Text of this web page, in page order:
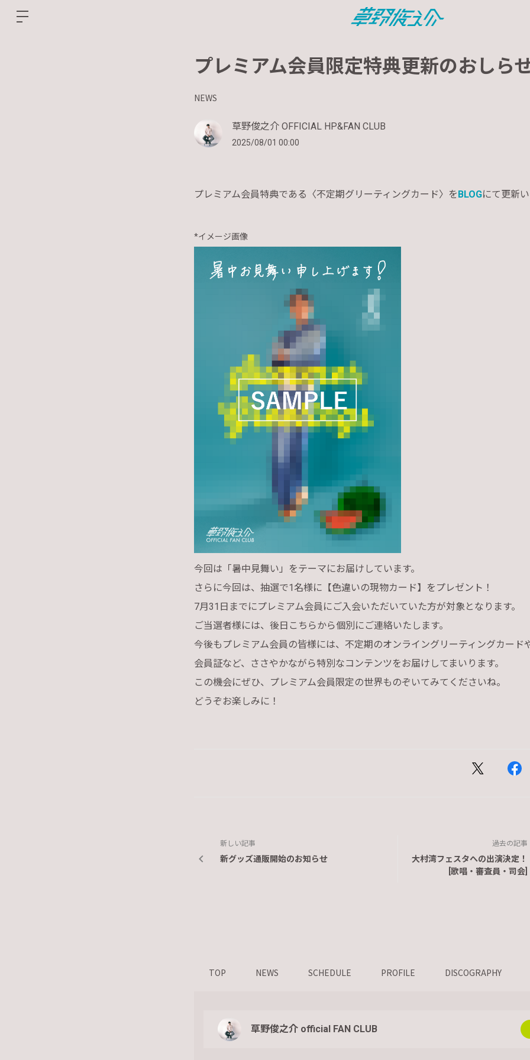
プレミアム会員限定特典更新のおしら
NEWS
草野俊之介 OFFICIAL HP&FAN CLUB
2025/08/01 00:00
プレミアム会員特典である〈不定期グリーティングカード〉をBLOGにて更新
*イメージ画像
今回は「暑中見舞い」をテーマにお届けしています。
さらに今回は、抽選で1名様に【色違いの現物カード】をプレゼント！
7月31日までにプレミアム会員にご入会いただいていた方が対象となります。
ご当選者様には、後日こちらから個別にご連絡いたします。
今後もプレミアム会員の皆様には、不定期のオンライングリーティングカード
会員証など、ささやかながら特別なコンテンツをお届けしてまいります。
この機会にぜひ、プレミアム会員限定の世界ものぞいてみてくださいね。
どうぞお楽しみに！
新しい記事
新グッズ通販開始のお知らせ
過去の記事
大村湾フェスタへの出演決定！
[歌唱・審査員・司会]
TOP NEWS SCHEDULE PROFILE DISCOGRAPHY
草野俊之介 official FAN CLUB